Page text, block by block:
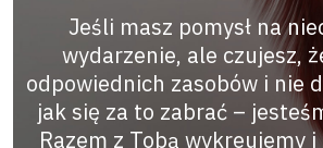
Jeśli masz pomysł na
wydarzenie, ale czujesz,
odpowiednich zasobów i nie
jak się za to zabrać –
Razem z Tobą wykreujemy